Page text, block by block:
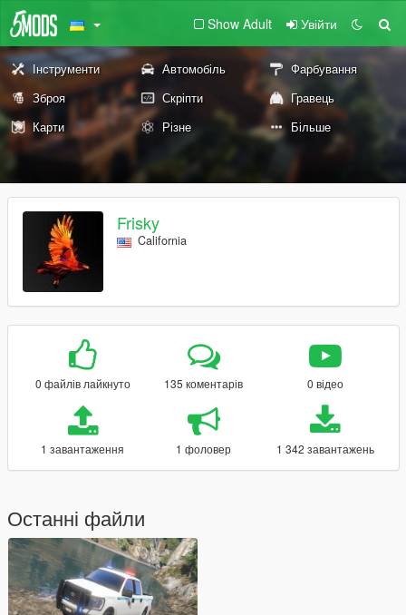
Show Adult Увійти
Інструменти Автомобіль
Фарбування
Зброя
Скріпти
Гравець
Карти
Різне Більше
Frisky
California
0 файлів лайкнуто 135 коментарів 0 відео
1 завантаження 1 фоловер 1 342 завантажень
Останні файли